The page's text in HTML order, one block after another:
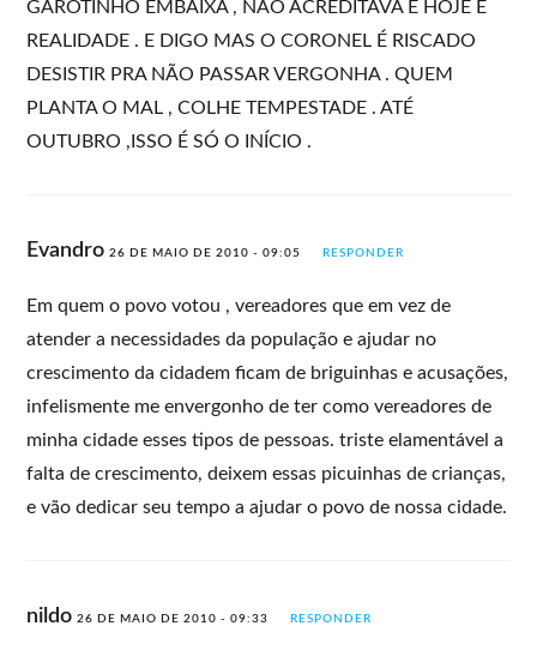
GAROTINHO EMBAIXA , NÃO ACREDITAVA E HOJE É
REALIDADE . E DIGO MAS O CORONEL É RISCADO
DESISTIR PRA NÃO PASSAR VERGONHA . QUEM
PLANTA O MAL , COLHE TEMPESTADE . ATÉ
OUTUBRO ,ISSO É SÓ O INÍCIO .
Evandro26 DE MAIO DE 2010 - 09:05 RESPONDER
Em quem o povo votou , vereadores que em vez de
atender a necessidades da população e ajudar no
crescimento da cidadem ficam de briguinhas e acusações,
infelismente me envergonho de ter como vereadores de
minha cidade esses tipos de pessoas. triste elamentável a
falta de crescimento, deixem essas picuinhas de crianças,
e vão dedicar seu tempo a ajudar o povo de nossa cidade.
nildo26 DE MAIO DE 2010 - 09:33 RESPONDER